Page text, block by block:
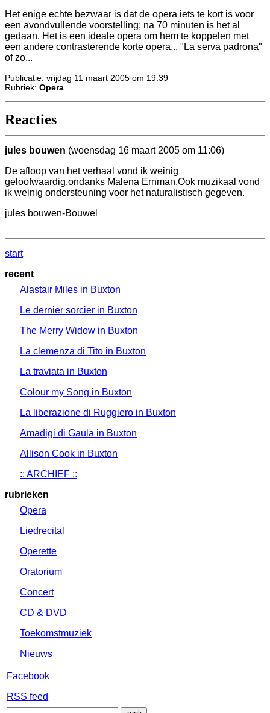
Het enige echte bezwaar is dat de opera iets te kort is voor
een avondvullende voorstelling; na 70 minuten is het al
gedaan. Het is een ideale opera om hem te koppelen met
een andere contrasterende korte opera... "La serva padrona"
of zo...
Publicatie: vrijdag 11 maart 2005 om 19:39
Rubriek: Opera
Reacties
jules bouwen (woensdag 16 maart 2005 om 11:06)
De afloop van het verhaal vond ik weinig
geloofwaardig,ondanks Malena Ernman.Ook muzikaal vond
ik weinig ondersteuning voor het naturalistisch gegeven.
jules bouwen-Bouwel
start
recent
Alastair Miles in Buxton
Le dernier sorcier in Buxton
The Merry Widow in Buxton
La clemenza di Tito in Buxton
La traviata in Buxton
Colour my Song in Buxton
La liberazione di Ruggiero in Buxton
Amadigi di Gaula in Buxton
Allison Cook in Buxton
:: ARCHIEF ::
rubrieken
Opera
Liedrecital
Operette
Oratorium
Concert
CD & DVD
Toekomstmuziek
Nieuws
Facebook
RSS feed